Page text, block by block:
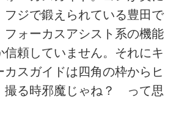
ジで鍛えられている豊田で
フォーカスアシスト系の機能
信頼していません。それにキ
カスガイドは四角の枠からヒ
撮る時邪魔じゃね？ って思